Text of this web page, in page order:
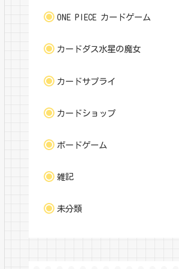
ONE PIECE カードゲーム
カードダス水星の魔女
カードサプライ
カードショップ
ボードゲーム
雑記
未分類